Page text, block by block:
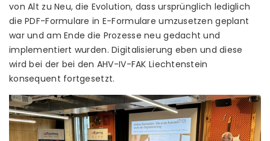
von Alt zu Neu, die Evolution, dass ursprünglich lediglich
die PDF-Formulare in E-Formulare umzusetzen geplant
war und am Ende die Prozesse neu gedacht und
implementiert wurden. Digitalisierung eben und diese
wird bei der bei den AHV-IV-FAK Liechtenstein
konsequent fortgesetzt.